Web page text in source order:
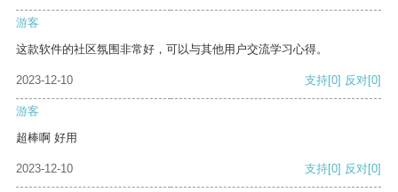
游客
这款软件的社区氛围非常好，可以与其他用户交流学习心得。
2023-12-10 支持[0] 反对[0]
游客
超棒啊 好用
2023-12-10 支持[0] 反对[0]